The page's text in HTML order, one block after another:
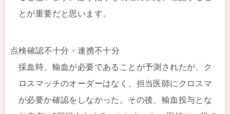
とが重要だと思います。
点検確認不十分・連携不十分
採血時、輸血が必要であることが予測されたが、ク
ロスマッチのオーダーはなく、担当医師にクロスマ
が必要か確認をしなかった。その後、輸血投与とな